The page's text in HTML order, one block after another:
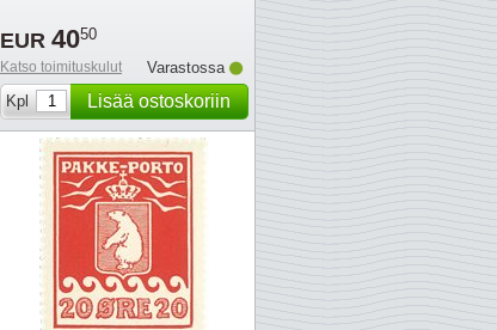
EUR 4050
Katso toimituskulut
Varastossa
Kpl
Lisää ostoskoriin